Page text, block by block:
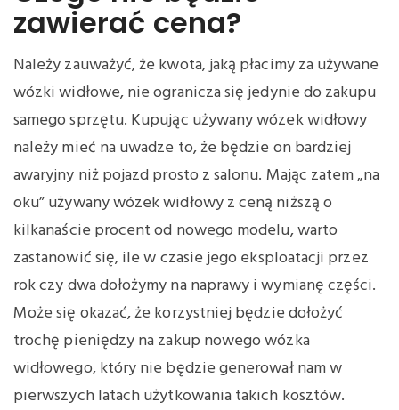
zawierać cena?
Należy zauważyć, że kwota, jaką płacimy za używane
wózki widłowe, nie ogranicza się jedynie do zakupu
samego sprzętu. Kupując używany wózek widłowy
należy mieć na uwadze to, że będzie on bardziej
awaryjny niż pojazd prosto z salonu. Mając zatem „na
oku” używany wózek widłowy z ceną niższą o
kilkanaście procent od nowego modelu, warto
zastanowić się, ile w czasie jego eksploatacji przez
rok czy dwa dołożymy na naprawy i wymianę części.
Może się okazać, że korzystniej będzie dołożyć
trochę pieniędzy na zakup nowego wózka
widłowego, który nie będzie generował nam w
pierwszych latach użytkowania takich kosztów.